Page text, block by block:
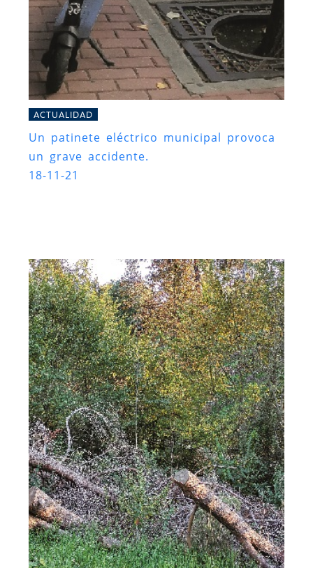
ACTUALIDAD
Un patinete eléctrico municipal provoca
un grave accidente.
18-11-21